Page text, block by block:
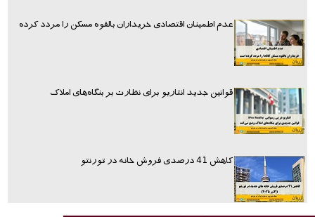
عدم اطمینان اقتصادی خریداران بالقوه مسکن را مردد کرده
قوانین جدید انتاریو برای نظارت بر بنگاه‌های املاک
کاهش 41 درصدی فروش خانه در تورنتو